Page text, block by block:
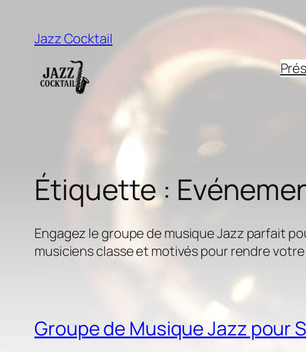
contenu
Jazz Cocktail
Étiquette :
Engagez le groupe de musique Jazz parfait
musiciens classe et motivés pour rendre
Groupe de Musique Jazz pour